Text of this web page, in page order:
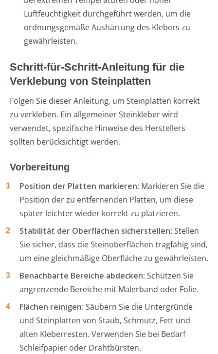
Luftfeuchtigkeit durchgeführt werden, um die
ordnungsgemäße Aushärtung des Klebers zu
gewährleisten.
Schritt-für-Schritt-Anleitung für die
Verklebung von Steinplatten
Folgen Sie dieser Anleitung, um Steinplatten korrekt
zu verkleben. Ein allgemeiner Steinkleber wird
verwendet, spezifische Hinweise des Herstellers
sollten berücksichtigt werden.
Vorbereitung
Position der Platten markieren: Markieren Sie die
Position der zu entfernenden Platten, um diese
später leichter wieder korrekt zu platzieren.
Stabilität der Oberflächen sicherstellen: Stellen
Sie sicher, dass die Steinoberflächen tragfähig sind,
um eine gleichmäßige Oberfläche zu gewährleisten.
Benachbarte Bereiche abdecken: Schützen Sie
angrenzende Bereiche mit Malerband oder Folie.
Flächen reinigen: Säubern Sie die Untergründe
und Steinplatten von Staub, Schmutz, Fett und
alten Kleberresten. Verwenden Sie bei Bedarf
Schleifpapier oder Drahtbürsten.